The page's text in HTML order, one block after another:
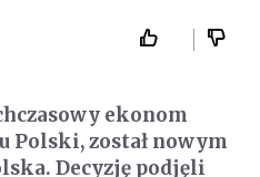
ekonom
Polski, został nowym
Decyzję podjęli